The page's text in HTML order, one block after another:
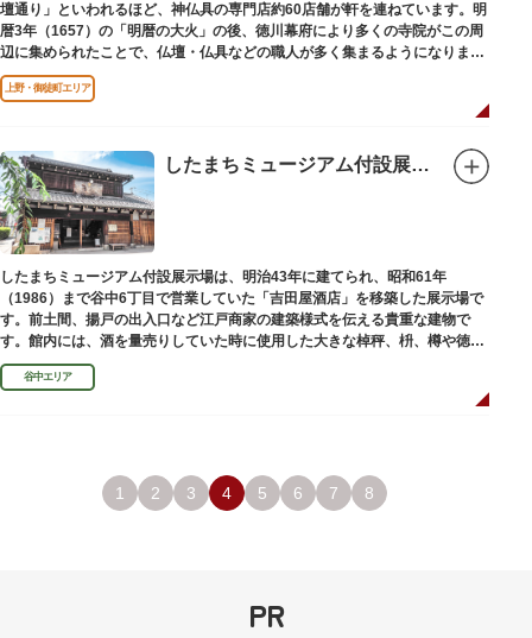
壇通り」といわれるほど、神仏具の専門店約60店舗が軒を連ねています。明
暦3年（1657）の「明暦の大火」の後、徳川幕府により多くの寺院がこの周
辺に集められたことで、仏壇・仏具などの職人が多く集まるようになりまし
た。
上野・御徒町エリア
したまちミュージアム付設展示場（旧吉田屋酒店）
したまちミュージアム付設展示場は、明治43年に建てられ、昭和61年
（1986）まで谷中6丁目で営業していた「吉田屋酒店」を移築した展示場で
す。前土間、揚戸の出入口など江戸商家の建築様式を伝える貴重な建物で
す。館内には、酒を量売りしていた時に使用した大きな棹秤、枡、樽や徳
利、宣伝用ポスターなどの資料を展示しています。
谷中エリア
1 2 3 4 5 6 7 8
PR